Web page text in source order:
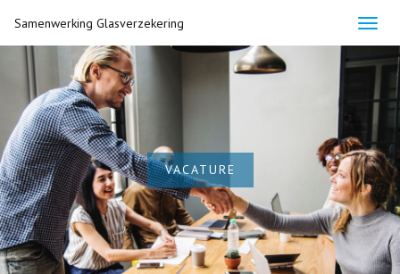
Samenwerking Glasverzekering
VACATURE